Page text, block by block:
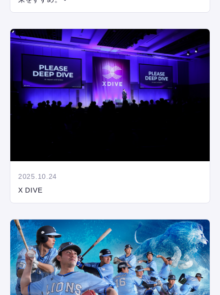
2025.10.24
X DIVE